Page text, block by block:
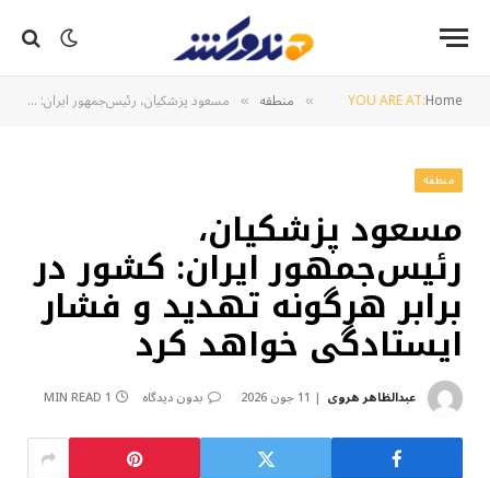
YOU ARE AT:Home
» منطقه » مسعود پزشکیان، رئیس‌جمهور ایران: کشور در برابر هرگونه تهدید و فشار ایستادگی خواهد کرد
منطقه
مسعود پزشکیان،
رئیس‌جمهور ایران: کشور در
برابر هرگونه تهدید و فشار
ایستادگی خواهد کرد
عبدالظاهر هروی 11 جون 2026 بدون دیدگاه 1 MIN READ